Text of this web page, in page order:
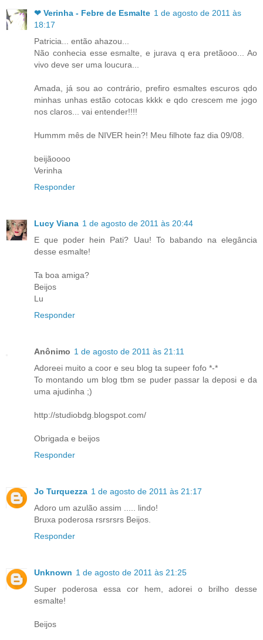
❤ Verinha - Febre de Esmalte 1 de agosto de 2011 às
18:17
Patricia... então ahazou...
Não conhecia esse esmalte, e jurava q era pretãooo... Ao
vivo deve ser uma loucura...
Amada, já sou ao contrário, prefiro esmaltes escuros qdo
minhas unhas estão cotocas kkkk e qdo crescem me jogo
nos claros... vai entender!!!!
Hummm mês de NIVER hein?! Meu filhote faz dia 09/08.
beijãoooo
Verinha
Responder
Lucy Viana 1 de agosto de 2011 às 20:44
E que poder hein Pati? Uau! To babando na elegância
desse esmalte!
Ta boa amiga?
Beijos
Lu
Responder
Anônimo 1 de agosto de 2011 às 21:11
Adoreei muito a coor e seu blog ta supeer fofo *-*
To montando um blog tbm se puder passar la deposi e da
uma ajudinha ;)
http://studiobdg.blogspot.com/
Obrigada e beijos
Responder
Jo Turquezza 1 de agosto de 2011 às 21:17
Adoro um azulão assim ..... lindo!
Bruxa poderosa rsrsrsrs Beijos.
Responder
Unknown 1 de agosto de 2011 às 21:25
Super poderosa essa cor hem, adorei o brilho desse
esmalte!
Beijos